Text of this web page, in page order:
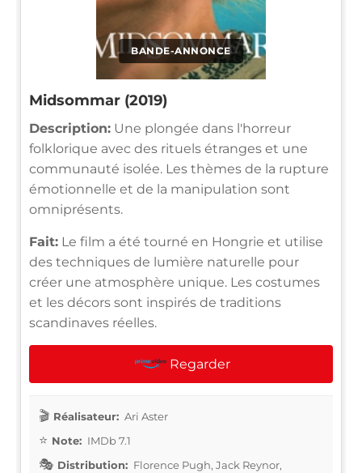
BANDE-ANNONCE
Midsommar (2019)
Description: Une plongée dans l'horreur
folklorique avec des rituels étranges et une
communauté isolée. Les thèmes de la rupture
émotionnelle et de la manipulation sont
omniprésents.
Fait: Le film a été tourné en Hongrie et utilise
des techniques de lumière naturelle pour
créer une atmosphère unique. Les costumes
et les décors sont inspirés de traditions
scandinaves réelles.
Regarder
Réalisateur: Ari Aster
Note: IMDb 7.1
Distribution: Florence Pugh, Jack Reynor,